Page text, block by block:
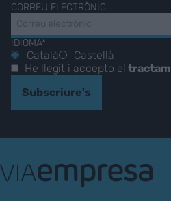
CORREU ELECTRÒNIC
IDIOMA*
Català
Castellà
He llegit i accepto el
Subscriure's